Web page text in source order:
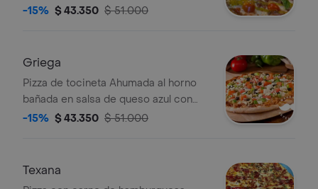
albahaca, tomate cherry y queso
-15% $ 43.350 $ 51.000
Griega
Pizza de tocineta Ahumada al horno
bañada en salsa de queso azul con
albahaca, tomate cherry y queso
-15% $ 43.350 $ 51.000
Texana